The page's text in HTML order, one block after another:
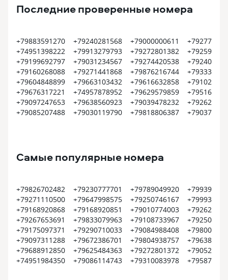
Последние проверенные номера
+79883591270
+74951398222
+79199692797
+79160268088
+79604848899
+79676317221
+79097247653
+79085207488
+79240281568
+79913279793
+79031234567
+79271441868
+79663103432
+74957878952
+79638560923
+79030119790
+79000000611
+79272801382
+79274420538
+79876216744
+79616632858
+79629579859
+79039478232
+79818806387
Самые популярные номера
+79826702482
+79271110500
+79168920868
+79267653691
+79175097371
+79097311288
+79688912850
+74951984350
+79230777701
+79647998575
+79168920851
+79833079963
+79290710033
+79672386701
+79625484363
+79086114743
+79789049920
+79250746167
+79010774003
+79108733967
+79084988408
+79804938757
+79272801372
+79310083978